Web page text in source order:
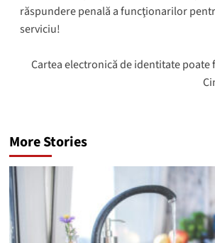
răspundere penală a funcţionarilor
serviciu!
Cartea electronică de identitate
More Stories